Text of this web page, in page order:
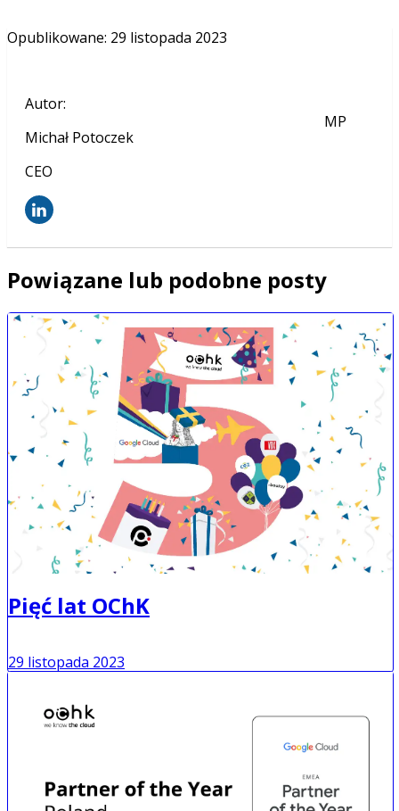
Opublikowane: 29 listopada 2023
Autor:
Michał Potoczek
CEO
MP
Powiązane lub podobne posty
Pięć lat OChK
29 listopada 2023